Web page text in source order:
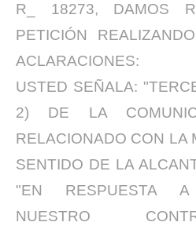
R_ 18273, DAMOS
PETICIÓN
ACLARACIONES:
USTED SEÑALA:
2) DE LA
RELACIONADO CON LA
SENTIDO DE LA
"EN RESPUESTA
NUESTRO